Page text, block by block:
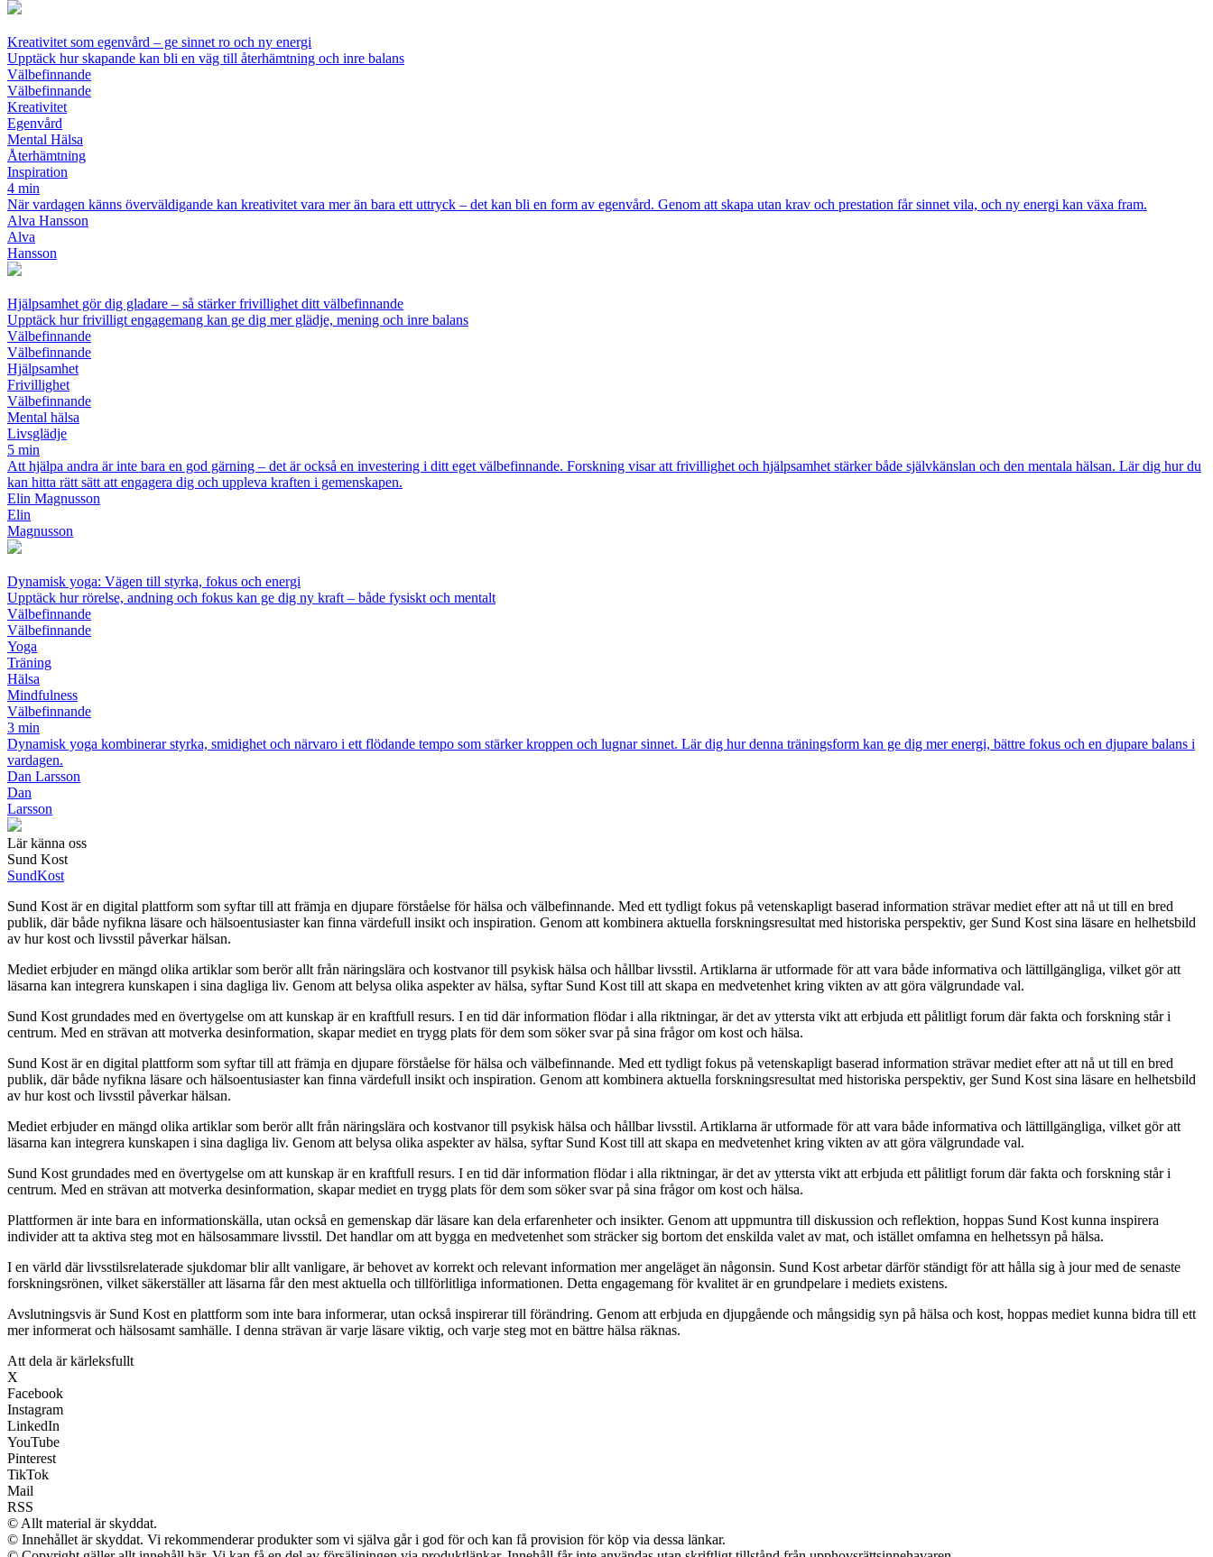
Kreativitet som egenvård – ge sinnet ro och ny energi
Upptäck hur skapande kan bli en väg till återhämtning och inre balans
Välbefinnande
Välbefinnande
Kreativitet
Egenvård
Mental Hälsa
Återhämtning
Inspiration
4 min
När vardagen känns överväldigande kan kreativitet vara mer än bara ett uttryck – det kan bli en form av egenvård. Genom att skapa utan krav och prestation får sinnet vila, och ny energi kan växa fram.
Alva Hansson
Alva
Hansson
Hjälpsamhet gör dig gladare – så stärker frivillighet ditt välbefinnande
Upptäck hur frivilligt engagemang kan ge dig mer glädje, mening och inre balans
Välbefinnande
Välbefinnande
Hjälpsamhet
Frivillighet
Välbefinnande
Mental hälsa
Livsglädje
5 min
Att hjälpa andra är inte bara en god gärning – det är också en investering i ditt eget välbefinnande. Forskning visar att frivillighet och hjälpsamhet stärker både självkänslan och den mentala hälsan. Lär dig hur du
kan hitta rätt sätt att engagera dig och uppleva kraften i gemenskapen.
Elin Magnusson
Elin
Magnusson
Dynamisk yoga: Vägen till styrka, fokus och energi
Upptäck hur rörelse, andning och fokus kan ge dig ny kraft – både fysiskt och mentalt
Välbefinnande
Välbefinnande
Yoga
Träning
Hälsa
Mindfulness
Välbefinnande
3 min
Dynamisk yoga kombinerar styrka, smidighet och närvaro i ett flödande tempo som stärker kroppen och lugnar sinnet. Lär dig hur denna träningsform kan ge dig mer energi, bättre fokus och en djupare balans i
vardagen.
Dan Larsson
Dan
Larsson
Lär känna oss
Sund Kost
SundKost
Sund Kost är en digital plattform som syftar till att främja en djupare förståelse för hälsa och välbefinnande. Med ett tydligt fokus på vetenskapligt baserad information strävar mediet efter att nå ut till en bred
publik, där både nyfikna läsare och hälsoentusiaster kan finna värdefull insikt och inspiration. Genom att kombinera aktuella forskningsresultat med historiska perspektiv, ger Sund Kost sina läsare en helhetsbild
av hur kost och livsstil påverkar hälsan.
Mediet erbjuder en mängd olika artiklar som berör allt från näringslära och kostvanor till psykisk hälsa och hållbar livsstil. Artiklarna är utformade för att vara både informativa och lättillgängliga, vilket gör att
läsarna kan integrera kunskapen i sina dagliga liv. Genom att belysa olika aspekter av hälsa, syftar Sund Kost till att skapa en medvetenhet kring vikten av att göra välgrundade val.
Sund Kost grundades med en övertygelse om att kunskap är en kraftfull resurs. I en tid där information flödar i alla riktningar, är det av yttersta vikt att erbjuda ett pålitligt forum där fakta och forskning står i
centrum. Med en strävan att motverka desinformation, skapar mediet en trygg plats för dem som söker svar på sina frågor om kost och hälsa.
Sund Kost är en digital plattform som syftar till att främja en djupare förståelse för hälsa och välbefinnande. Med ett tydligt fokus på vetenskapligt baserad information strävar mediet efter att nå ut till en bred
publik, där både nyfikna läsare och hälsoentusiaster kan finna värdefull insikt och inspiration. Genom att kombinera aktuella forskningsresultat med historiska perspektiv, ger Sund Kost sina läsare en helhetsbild
av hur kost och livsstil påverkar hälsan.
Mediet erbjuder en mängd olika artiklar som berör allt från näringslära och kostvanor till psykisk hälsa och hållbar livsstil. Artiklarna är utformade för att vara både informativa och lättillgängliga, vilket gör att
läsarna kan integrera kunskapen i sina dagliga liv. Genom att belysa olika aspekter av hälsa, syftar Sund Kost till att skapa en medvetenhet kring vikten av att göra välgrundade val.
Sund Kost grundades med en övertygelse om att kunskap är en kraftfull resurs. I en tid där information flödar i alla riktningar, är det av yttersta vikt att erbjuda ett pålitligt forum där fakta och forskning står i
centrum. Med en strävan att motverka desinformation, skapar mediet en trygg plats för dem som söker svar på sina frågor om kost och hälsa.
Plattformen är inte bara en informationskälla, utan också en gemenskap där läsare kan dela erfarenheter och insikter. Genom att uppmuntra till diskussion och reflektion, hoppas Sund Kost kunna inspirera
individer att ta aktiva steg mot en hälsosammare livsstil. Det handlar om att bygga en medvetenhet som sträcker sig bortom det enskilda valet av mat, och istället omfamna en helhetssyn på hälsa.
I en värld där livsstilsrelaterade sjukdomar blir allt vanligare, är behovet av korrekt och relevant information mer angeläget än någonsin. Sund Kost arbetar därför ständigt för att hålla sig à jour med de senaste
forskningsrönen, vilket säkerställer att läsarna får den mest aktuella och tillförlitliga informationen. Detta engagemang för kvalitet är en grundpelare i mediets existens.
Avslutningsvis är Sund Kost en plattform som inte bara informerar, utan också inspirerar till förändring. Genom att erbjuda en djupgående och mångsidig syn på hälsa och kost, hoppas mediet kunna bidra till ett
mer informerat och hälsosamt samhälle. I denna strävan är varje läsare viktig, och varje steg mot en bättre hälsa räknas.
Att dela är kärleksfullt
X
Facebook
Instagram
LinkedIn
YouTube
Pinterest
TikTok
Mail
RSS
© Allt material är skyddat.
© Innehållet är skyddat. Vi rekommenderar produkter som vi själva går i god för och kan få provision för köp via dessa länkar.